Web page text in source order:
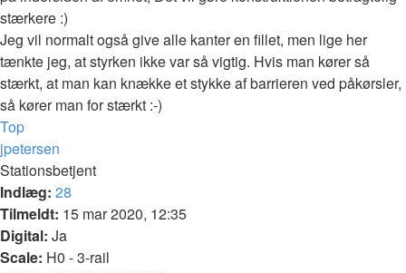
stærkere :)
Jeg vil normalt også give alle kanter en fillet, men lige her
tænkte jeg, at styrken ikke var så vigtig. Hvis man kører så
stærkt, at man kan knække et stykke af barrieren ved påkørsler,
så kører man for stærkt :-)
Top
jpetersen
Stationsbetjent
Indlæg: 28
Tilmeldt: 15 mar 2020, 12:35
Digital: Ja
Scale: H0 - 3-rail